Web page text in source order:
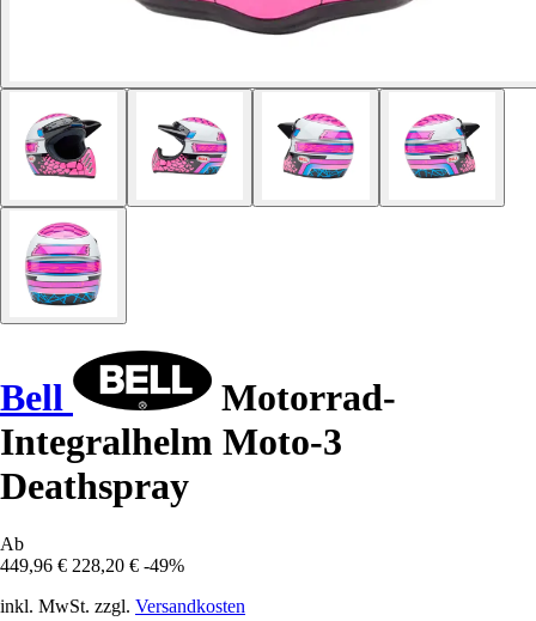
Bell
Motorrad-
Integralhelm Moto-3
Deathspray
Ab
449,96 € 228,20 € -49%
inkl. MwSt. zzgl. Versandkosten